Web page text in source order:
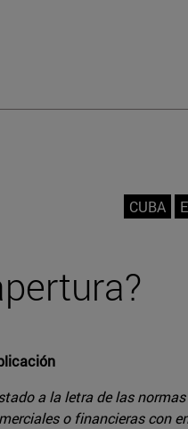
CUBA
a la letra de las
o financieras con